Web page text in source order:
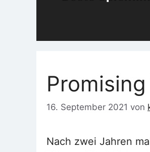
16. September 2021 von
Nach zwei Jahren